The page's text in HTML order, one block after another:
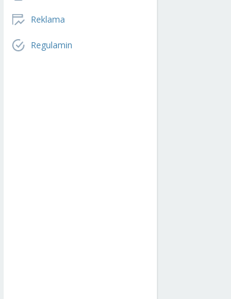
Reklama
Regulamin